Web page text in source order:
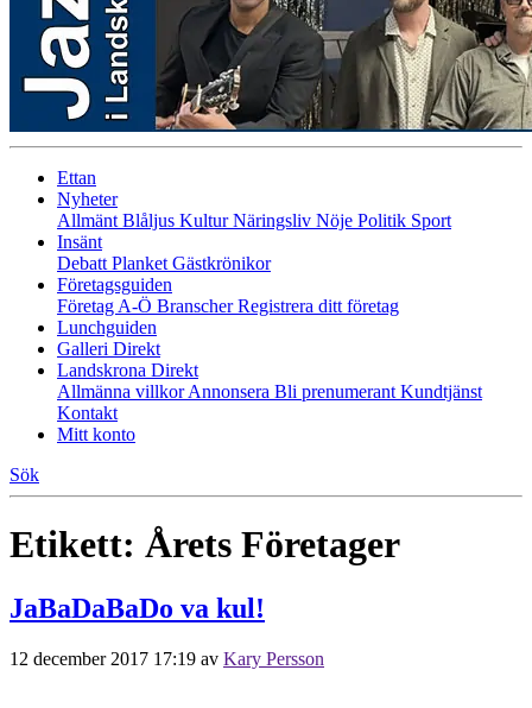
Ettan
Nyheter
Allmänt Blåljus KulturNäringsliv Nöje Politik Sport
Insänt
Debatt Planket Gästkrönikor
Företagsguiden
Företag A-Ö BranscherRegistrera ditt företag
Lunchguiden
Galleri Direkt
Landskrona Direkt
Allmänna villkorAnnonsera Bli prenumerant Kundtjänst
Kontakt
Mitt konto
Sök
Etikett: Årets Företager
JaBaDaBaDo va kul!
12 december 2017 17:19 av Kary Persson